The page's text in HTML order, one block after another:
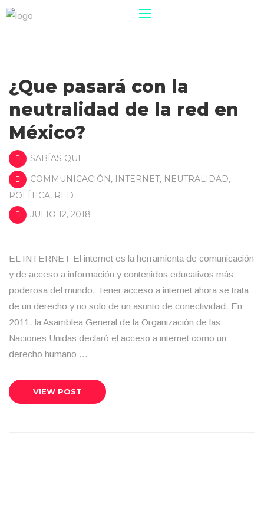
¿Que pasará con la
neutralidad de la red en
México?
SABÍAS QUE
COMMUNICACIÓN, INTERNET, NEUTRALIDAD,
POLÍTICA, RED
JULIO 12, 2018
EL INTERNET El internet es la herramienta de comunicación
y de acceso a información y contenidos educativos más
poderosa del mundo. Tener acceso a internet ahora se trata
de un derecho y no solo de un asunto de conectividad. En
2011, la Asamblea General de la Organización de las
Naciones Unidas declaró el acceso a internet como un
derecho humano …
VIEW POST